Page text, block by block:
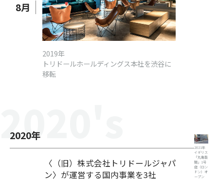
8月
2019年
トリドールホールディングス本社を渋谷に
移転
2020
2020年
〈（旧）株式会社トリドールジャパ
ン〉が運営する国内事業を3社
2021年
イギリス
「丸亀製
麺」1号
店（ロン
ドン）オ
ープン